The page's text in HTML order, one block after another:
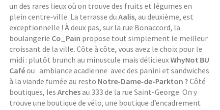
un des rares lieux où on trouve des fruits et légumes en
plein centre-ville. La terrasse duAalis, au deuxième, est
exceptionnelle ! À deux pas, sur la rue Bonaccord, la
boulangerie Co_Pain propose tout simplement le meilleur
croissant de la ville. Côte à côte, vous avez le choix pour le
midi : plutôt brunch au minuscule mais délicieuxWhyNot BU
Caféou ambiance acadienne avec des panini et sandwiches
à la viande fumée au resto Notre-Dame-de-Parkton ?Côté
boutiques, lesArchesau 333 de la rue Saint-George. On y
trouve une boutique de vélo, une boutique d’encadrement